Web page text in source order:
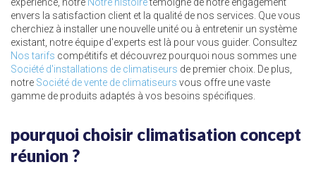
envers la satisfaction client et la qualité de nos services. Que vous
cherchiez à installer une nouvelle unité ou à entretenir un système
existant, notre équipe d'experts est là pour vous guider. Consultez
Nos tarifs compétitifs et découvrez pourquoi nous sommes une
Société d'installations de climatiseurs de premier choix. De plus,
notre Société de vente de climatiseurs vous offre une vaste
gamme de produits adaptés à vos besoins spécifiques.
pourquoi choisir climatisation concept
réunion ?